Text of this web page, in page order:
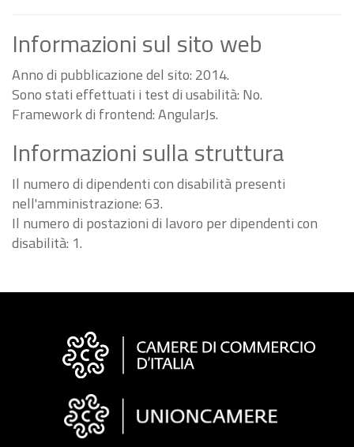
Informazioni sul sito web
Anno di pubblicazione del sito: 2014.
Sono stati effettuati i test di usabilità: No.
Framework di frontend: AngularJs.
Informazioni sulla struttura
Il numero di dipendenti con disabilità presenti
nell'amministrazione: 63.
Il numero di postazioni di lavoro per dipendenti con
disabilità: 1.
Informazioni
"Fattura